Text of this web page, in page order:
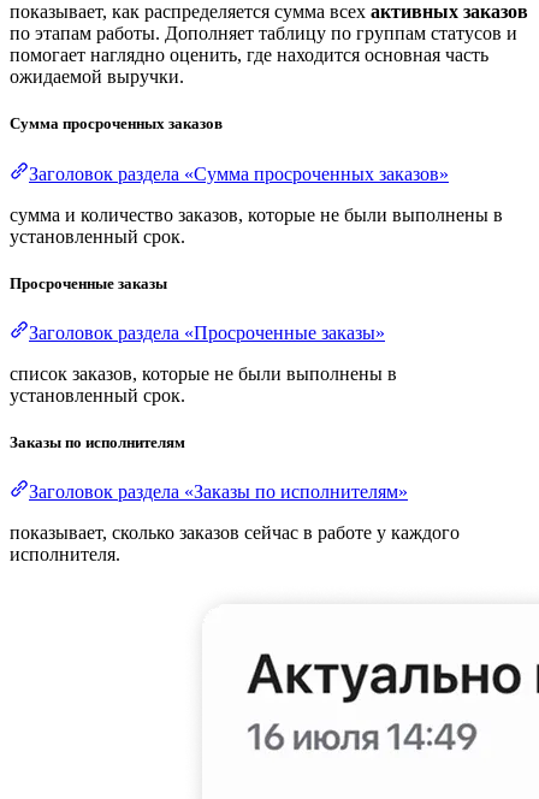
показывает, как распределяется сумма всех активных заказов
по этапам работы. Дополняет таблицу по группам статусов и
помогает наглядно оценить, где находится основная часть
ожидаемой выручки.
Сумма просроченных заказов
Заголовок раздела «Сумма просроченных заказов»
сумма и количество заказов, которые не были выполнены в
установленный срок.
Просроченные заказы
Заголовок раздела «Просроченные заказы»
список заказов, которые не были выполнены в
установленный срок.
Заказы по исполнителям
Заголовок раздела «Заказы по исполнителям»
показывает, сколько заказов сейчас в работе у каждого
исполнителя.